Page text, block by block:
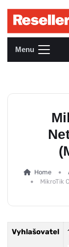
Menu
Home
MikroTik
Vyhlašovatel